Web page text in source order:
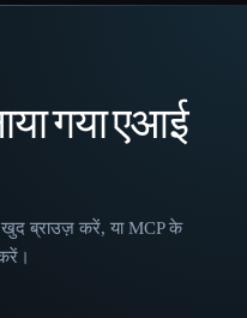
गया एआई
ब्राउज़ करें, या MCP के